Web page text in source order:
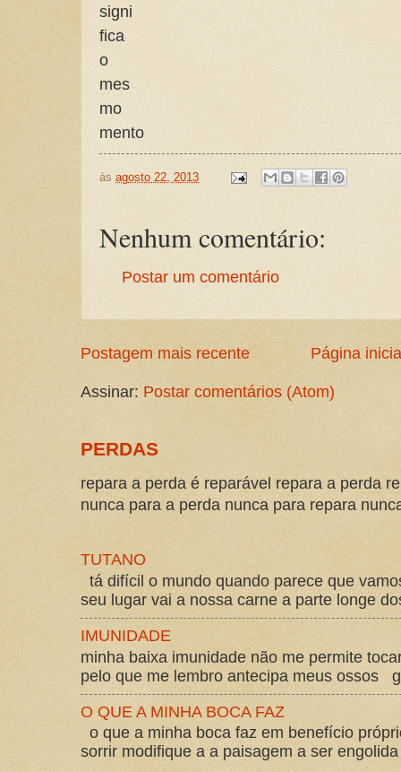
signi
fica
o
mes
mo
mento
às agosto 22, 2013
Nenhum comentário:
Postar um comentário
Postagem mais recente Página
Assinar: Postar comentários (Atom)
PERDAS
repara a perda é reparável repara a perda
nunca para a perda nunca para repara
TUTANO
tá difícil o mundo quando parece que
seu lugar vai a nossa carne a parte longe
IMUNIDADE
minha baixa imunidade não me permite
pelo que me lembro antecipa meus ossos
O QUE A MINHA BOCA FAZ
o que a minha boca faz em benefício
sorrir modifique a a paisagem a ser